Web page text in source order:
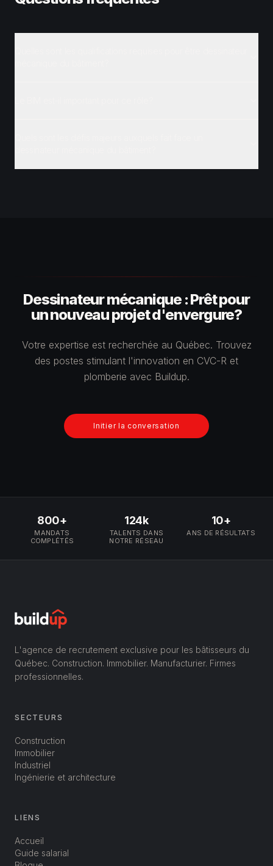
Dessinateur mécanique : Prêt pour
un nouveau projet d'envergure?
Votre expertise est recherchée au Québec. Trouvez
des postes stimulant l'innovation en CVC-R et
plomberie avec Buildup.
Initier la conversation
800+
MANDATS
COMPLÉTÉS
124k
TALENTS DANS
NOTRE RÉSEAU
10+
ANS DE RÉSULTATS
L'agence de recrutement exclusive pour les bâtisseurs du
Québec. Construction. Immobilier. Manufacturier. Firmes
professionnelles.
SECTEURS
Construction
Immobilier
Industriel
Ingénierie et architecture
LIENS
Accueil
Guide salarial